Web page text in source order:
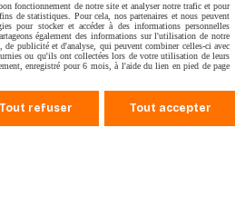
-vélo électrique, voir conditions en
magasin
fonctionnement de notre site et analyser notre trafic et pour
de statistiques. Pour cela, nos partenaires et nous peuvent
pour stocker et accéder à des informations personnelles
également des informations sur l'utilisation de notre
de publicité et d'analyse, qui peuvent combiner celles-ci avec
ou qu'ils ont collectées lors de votre utilisation de leurs
enregistré pour 6 mois, à l'aide du lien en pied de page
Tout refuser Tout accepter